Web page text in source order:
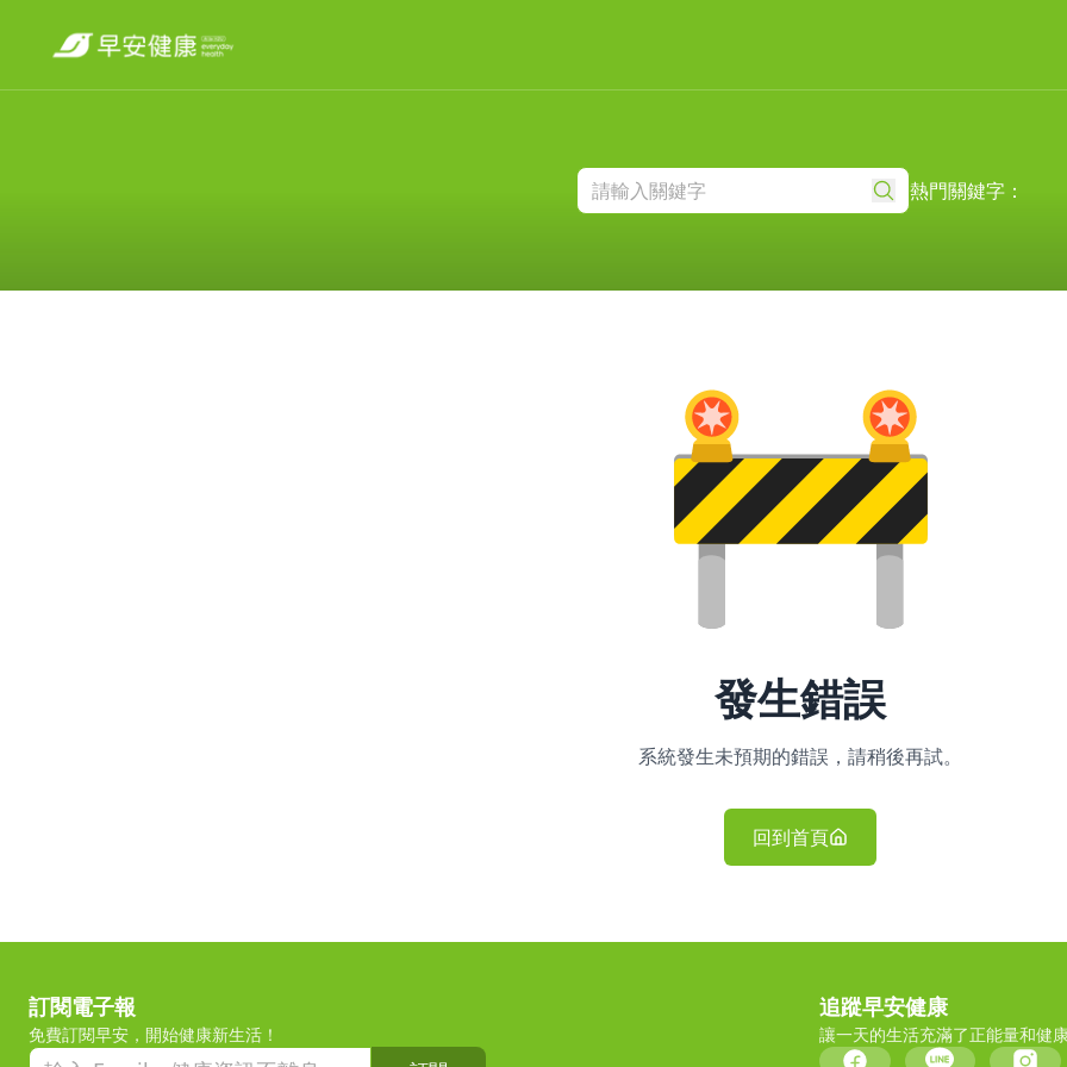
熱門關鍵字：
發生錯誤
系統發生未預期的錯誤，請稍後再試。
回到首頁
訂閱電子報
免費訂閱早安，開始健康新生活！
追蹤早安健康
讓一天的生活充滿了正能量和健